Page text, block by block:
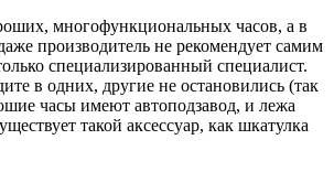
многофункциональных часов, а в
производитель не рекомендует самим
специализированный специалист.
в одних, другие не остановились (так
часы имеют автоподзавод, и лежа
такой аксессуар, как шкатулка